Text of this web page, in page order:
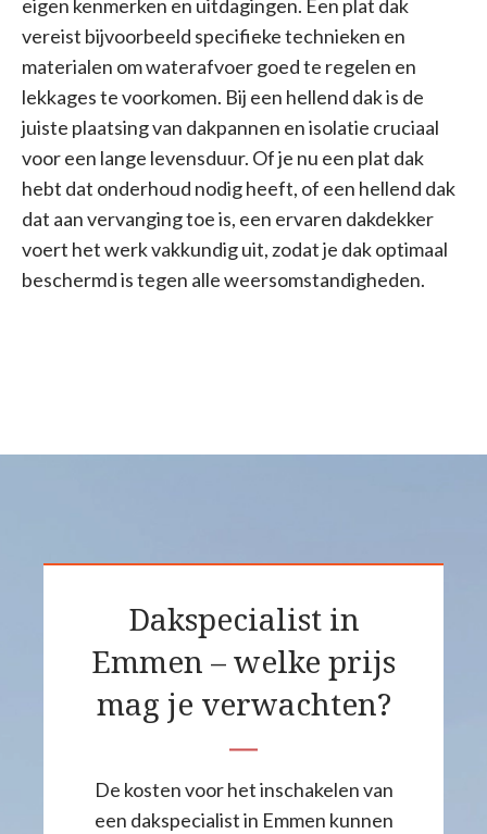
eigen kenmerken en uitdagingen. Een plat dak
vereist bijvoorbeeld specifieke technieken en
materialen om waterafvoer goed te regelen en
lekkages te voorkomen. Bij een hellend dak is de
juiste plaatsing van dakpannen en isolatie cruciaal
voor een lange levensduur. Of je nu een plat dak
hebt dat onderhoud nodig heeft, of een hellend dak
dat aan vervanging toe is, een ervaren dakdekker
voert het werk vakkundig uit, zodat je dak optimaal
beschermd is tegen alle weersomstandigheden.
Dakspecialist in
Emmen – welke prijs
mag je verwachten?
De kosten voor het inschakelen van
een dakspecialist in Emmen kunnen